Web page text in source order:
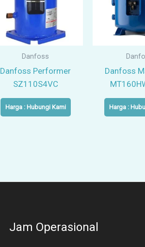
Danfoss
Danfoss Performer
SZ110S4VC
Harga : Hubungi Kami
Danfoss
Harga :
Jam Operasional